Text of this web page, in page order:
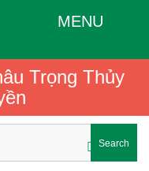
MENU
Trọng Thủy
Search